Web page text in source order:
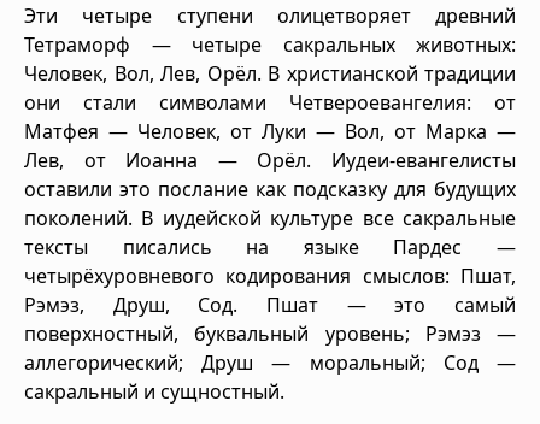
Эти четыре ступени олицетворяет древний
Тетраморф — четыре сакральных животных:
Человек, Вол, Лев, Орёл. В христианской традиции
они стали символами Четвероевангелия: от
Матфея — Человек, от Луки — Вол, от Марка —
Лев, от Иоанна — Орёл. Иудеи-евангелисты
оставили это послание как подсказку для будущих
поколений. В иудейской культуре все сакральные
тексты писались на языке Пардес —
четырёхуровневого кодирования смыслов: Пшат,
Рэмэз, Друш, Сод. Пшат — это самый
поверхностный, буквальный уровень; Рэмэз —
аллегорический; Друш — моральный; Сод —
сакральный и сущностный.